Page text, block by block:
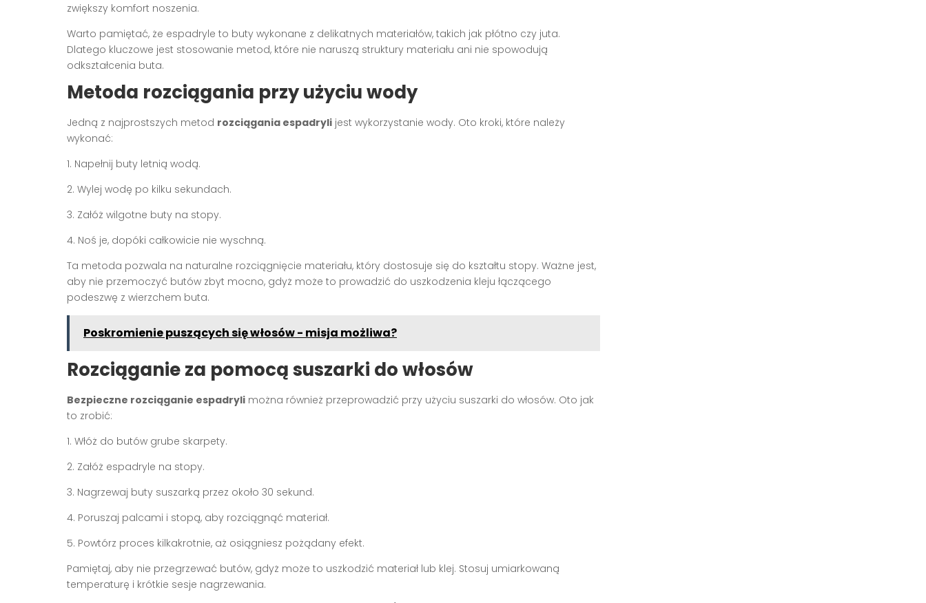
zwiększy komfort noszenia.
Warto pamiętać, że espadryle to buty wykonane z delikatnych materiałów, takich jak płótno czy juta.
Dlatego kluczowe jest stosowanie metod, które nie naruszą struktury materiału ani nie spowodują
odkształcenia buta.
Metoda rozciągania przy użyciu wody
Jedną z najprostszych metod rozciągania espadryli jest wykorzystanie wody. Oto kroki, które należy
wykonać:
1. Napełnij buty letnią wodą.
2. Wylej wodę po kilku sekundach.
3. Załóż wilgotne buty na stopy.
4. Noś je, dopóki całkowicie nie wyschną.
Ta metoda pozwala na naturalne rozciągnięcie materiału, który dostosuje się do kształtu stopy. Ważne jest,
aby nie przemoczyć butów zbyt mocno, gdyż może to prowadzić do uszkodzenia kleju łączącego
podeszwę z wierzchem buta.
Poskromienie puszących się włosów - misja możliwa?
Rozciąganie za pomocą suszarki do włosów
Bezpieczne rozciąganie espadryli można również przeprowadzić przy użyciu suszarki do włosów. Oto jak
to zrobić:
1. Włóż do butów grube skarpety.
2. Załóż espadryle na stopy.
3. Nagrzewaj buty suszarką przez około 30 sekund.
4. Poruszaj palcami i stopą, aby rozciągnąć materiał.
5. Powtórz proces kilkakrotnie, aż osiągniesz pożądany efekt.
Pamiętaj, aby nie przegrzewać butów, gdyż może to uszkodzić materiał lub klej. Stosuj umiarkowaną
temperaturę i krótkie sesje nagrzewania.